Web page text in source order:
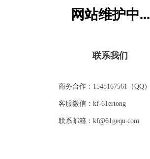
网站维护中...
联系我们
商务合作：1548167561（QQ）
客服微信：kf-61ertong
联系邮箱：kf@61gequ.com